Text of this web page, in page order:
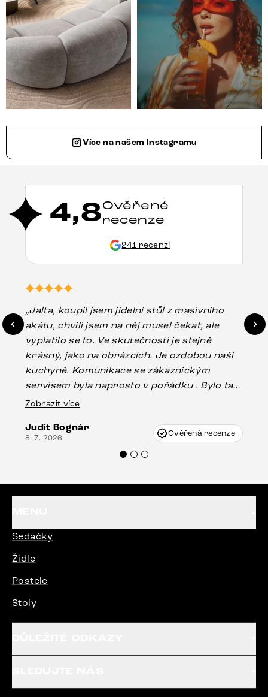
Více na našem Instagramu
4,8Ověřené
recenze
241 recenzí
„Jalta, koupil jsem jídelní stůl z masivního
akátu, chvíli jsem na něj musel čekat, ale
vyplatilo se to. Ve skutečnosti je stejně
krásný, jako na obrázcích. Je ozdobou naší
kuchyně. Komunikace se zákaznickým
servisem byla naprosto v pořádku . Bylo tam
drobné poškození u nohy stolu, které mohlo
Vincze mi velmi korektně vyšli vstříc.
Doporučuji produkty Delife všem.“
Zobrazit více
Judit Bognár
8. 7. 2026 Ověřená recenze
Sedačky
Židle
Postele
Stoly